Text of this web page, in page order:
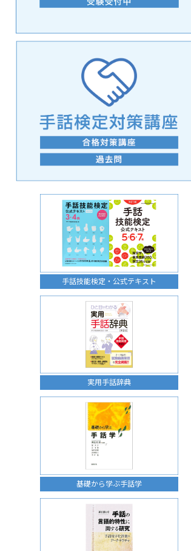
手話の言語学的特性に関する研究
手話技能検定・公式テキスト
実用手話辞典
基礎から学ぶ手話学